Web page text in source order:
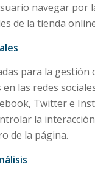
navegar por
de la tienda
para la gestión
las redes
Twitter e
la
de la página.